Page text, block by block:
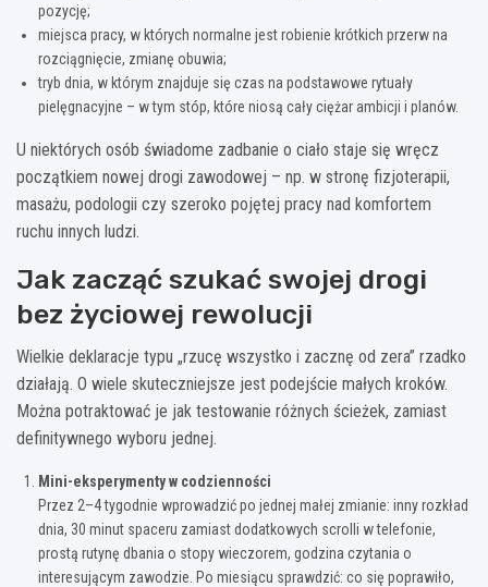
pozycję;
miejsca pracy, w których normalne jest robienie krótkich przerw na
rozciągnięcie, zmianę obuwia;
tryb dnia, w którym znajduje się czas na podstawowe rytuały
pielęgnacyjne – w tym stóp, które niosą cały ciężar ambicji i planów.
U niektórych osób świadome zadbanie o ciało staje się wręcz
początkiem nowej drogi zawodowej – np. w stronę fizjoterapii,
masażu, podologii czy szeroko pojętej pracy nad komfortem
ruchu innych ludzi.
Jak zacząć szukać swojej drogi
bez życiowej rewolucji
Wielkie deklaracje typu „rzucę wszystko i zacznę od zera” rzadko
działają. O wiele skuteczniejsze jest podejście małych kroków.
Można potraktować je jak testowanie różnych ścieżek, zamiast
definitywnego wyboru jednej.
Mini-eksperymenty w codzienności
Przez 2–4 tygodnie wprowadzić po jednej małej zmianie: inny rozkład
dnia, 30 minut spaceru zamiast dodatkowych scrolli w telefonie,
prostą rutynę dbania o stopy wieczorem, godzina czytania o
interesującym zawodzie. Po miesiącu sprawdzić: co się poprawiło,